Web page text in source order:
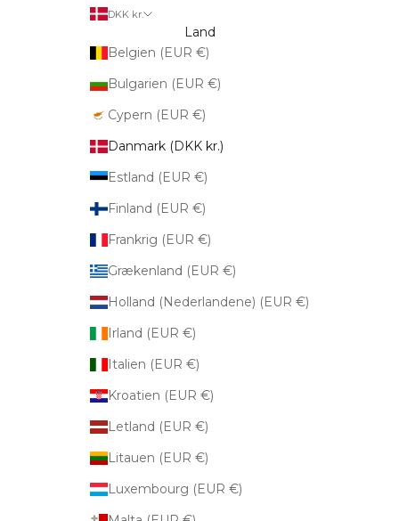
DKK kr.
Land
Belgien (EUR €)
Bulgarien (EUR €)
Cypern (EUR €)
Danmark (DKK kr.)
Estland (EUR €)
Finland (EUR €)
Frankrig (EUR €)
Grækenland (EUR €)
Holland (Nederlandene) (EUR €)
Irland (EUR €)
Italien (EUR €)
Kroatien (EUR €)
Letland (EUR €)
Litauen (EUR €)
Luxembourg (EUR €)